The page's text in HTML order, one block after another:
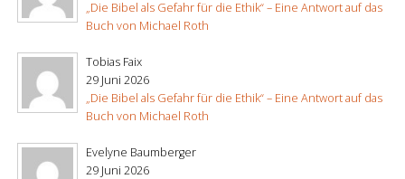
„Die Bibel als Gefahr für die Ethik“ – Eine Antwort auf das
Buch von Michael Roth
Tobias Faix
29 Juni 2026
„Die Bibel als Gefahr für die Ethik“ – Eine Antwort auf das
Buch von Michael Roth
Evelyne Baumberger
29 Juni 2026